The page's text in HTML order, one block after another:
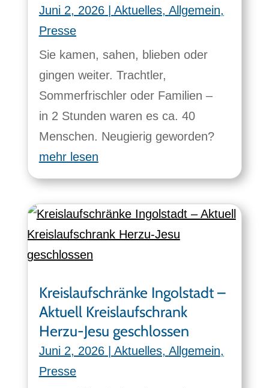
Juni 2, 2026| Aktuelles, Allgemein,
Presse
Sie kamen, sahen, blieben oder
gingen weiter. Trachtler,
Sommerfrischler oder Familien –
in 2 Stunden waren es ca. 40
Menschen. Neugierig geworden?
mehr lesen
Kreislaufschränke Ingolstadt –
Aktuell Kreislaufschrank
Herzu-Jesu geschlossen
Juni 2, 2026| Aktuelles, Allgemein,
Presse